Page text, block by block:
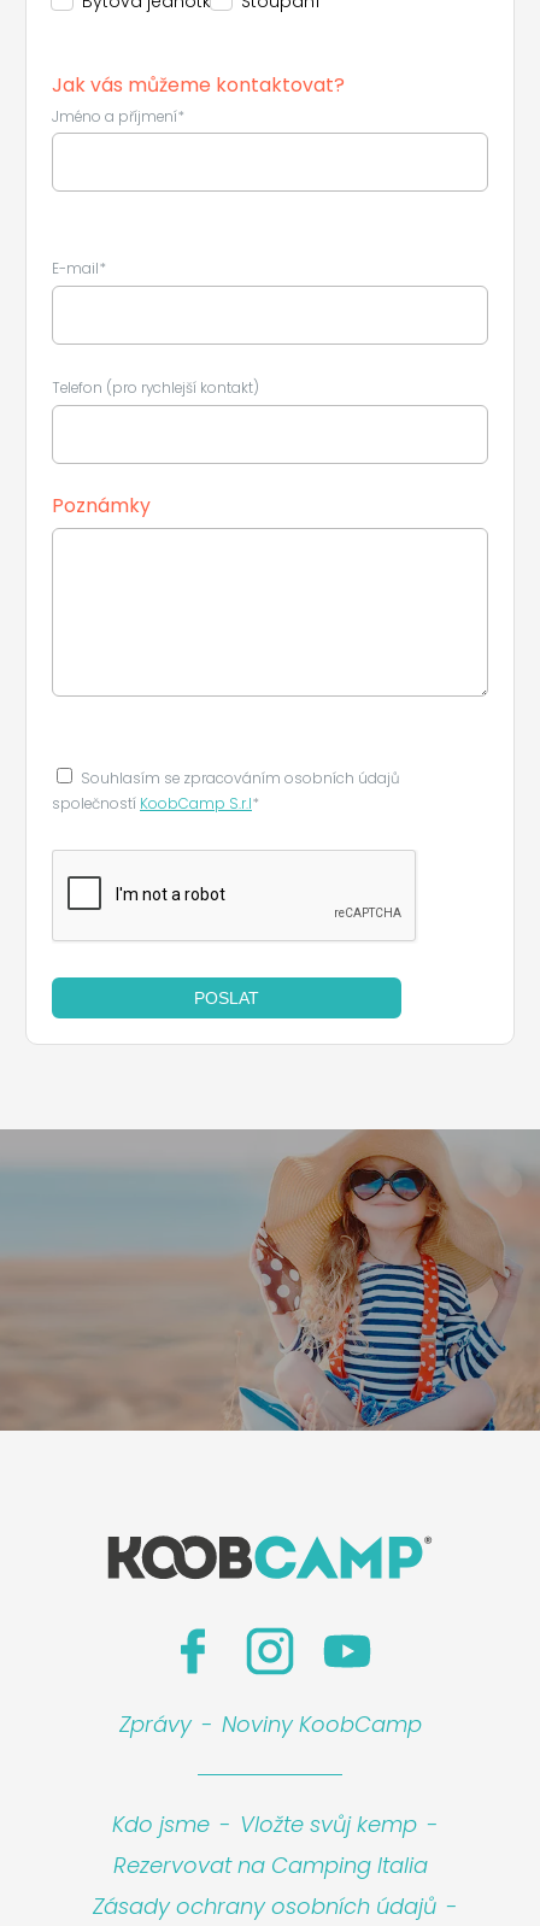
Jak vás můžeme kontaktovat?
Jméno a příjmení*
E-mail*
Telefon (pro rychlejší kontakt)
Poznámky
Souhlasím se zpracováním osobních údajů
společností KoobCamp S.r.l*
POSLAT
Zprávy - Noviny KoobCamp
Kdo jsme - Vložte svůj kemp -
Rezervovat na Camping Italia
Zásady ochrany osobních údajů -